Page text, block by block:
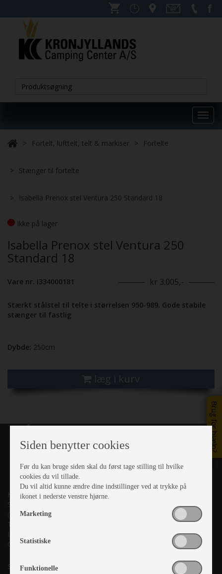
Brug for hjælp?
Fortelt, lufttelt, telt & markiser Fortelte
Stænger til fortelte
Isabella Prenox stel Ventura 250 Standard 18
Ikke på lager
Isabella Prenox stel Ventura 250
Standard 18
Vare nr. I334000181 kr 3.005,-
Stærkt stålstel til telte i størrelsen 950-989. Gode stabile
stænger til fastlig
Dybde: 250cm
læg i kurv
Kronjyllands Camping Center A/S
Suderholmen 10, 8960 Randers SØ
(Lige ud til Grenåvej)
Tlf. +45 87 10 98 70
Info@as-kcc.dk
CVR: 33 38 77 33
Samtykke til nyhedsbrev
Siden benytter cookies
Før du kan bruge siden skal du først tage stilling til hvilke
cookies du vil tillade.
Du vil altid kunne ændre dine indstillinger ved at trykke på
ikonet i nederste venstre hjørne.
Marketing
Statistiske
Funktionelle